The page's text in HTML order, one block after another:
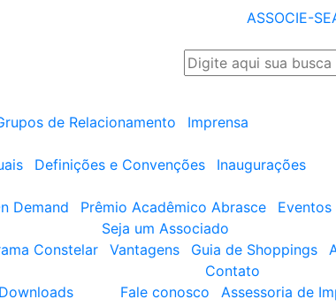
ASSOCIE-SE
de Relacionamento
Imprensa
Definições e Convenções
Inaugurações
Demand Prêmio Acadêmico Abrasce
Eventos
Seja um Associado
Constelar
Vantagens Guia de Shoppings
Downloads
Contato
Fale conosco
Assessoria de